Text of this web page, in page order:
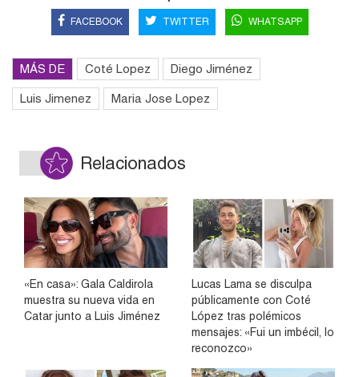
FACEBOOK TWITTER WHATSAPP
MÁS DE Coté Lopez Diego Jiménez
Luis Jimenez Maria Jose Lopez
Relacionados
«En casa»: Gala Caldirola
muestra su nueva vida en
Catar junto a Luis Jiménez
Lucas Lama se disculpa
públicamente con Coté
López tras polémicos
mensajes: «Fui un imbécil, lo
reconozco»